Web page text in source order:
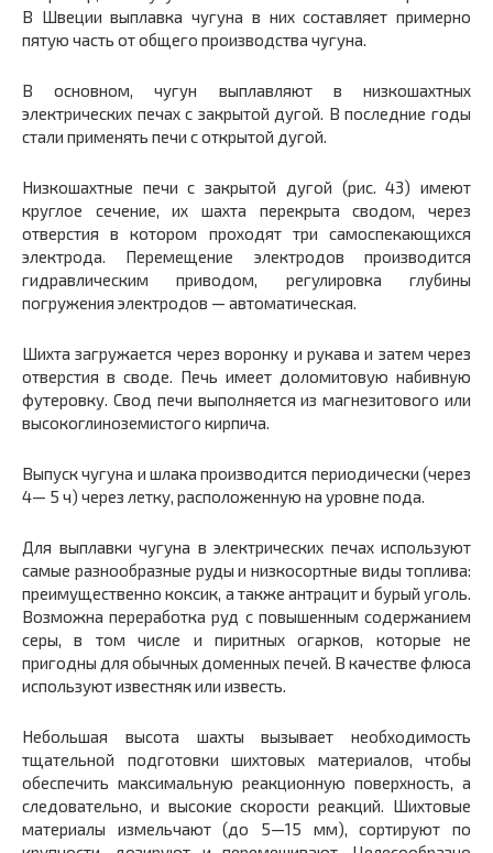
В Швеции выплавка чугуна в них составляет примерно
пятую часть от общего производства чугуна.
В основном, чугун выплавляют в низкошахтных
электрических печах с закрытой дугой. В последние годы
стали применять печи с открытой дугой.
Низкошахтные печи с закрытой дугой (рис. 43) имеют
круглое сечение, их шахта перекрыта сводом, через
отверстия в котором проходят три самоспекающихся
электрода. Перемещение электро­дов производится
гидравлическим приводом, регулировка глубины
погружения электродов — автоматическая.
Шихта загружается через воронку и рукава и затем через
от­верстия в своде. Печь имеет доломитовую набивную
футеровку. Свод печи выполняется из магнезитового или
высокоглиноземи­стого кирпича.
Выпуск чугуна и шлака производится периодически (через
4— 5 ч) через летку, расположенную на уровне пода.
Для выплавки чугуна в электрических печах используют
самые разнообразные руды и низкосортные виды топлива:
преимущест­венно коксик, а также антрацит и бурый уголь.
Возможна перера­ботка руд с повышенным содержанием
серы, в том числе и пиритных огарков, которые не
пригодны для обычных доменных печей. В качестве флюса
используют известняк или известь.
Небольшая высота шахты вызывает необходимость
тщательной подготовки шихтовых материалов, чтобы
обеспечить максималь­ную реакционную поверхность, а
следовательно, и высокие ско­рости реакций. Шихтовые
материалы измельчают (до 5—15 мм), сортируют по